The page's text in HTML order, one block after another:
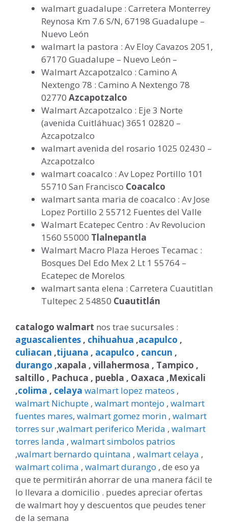
walmart guadalupe : Carretera Monterrey
Reynosa Km 7.6 S/N, 67198 Guadalupe –
Nuevo León
walmart la pastora : Av Eloy Cavazos 2051,
67170 Guadalupe – Nuevo León –
Walmart Azcapotzalco : Camino A
Nextengo 78 : Camino A Nextengo 78
02770 Azcapotzalco
Walmart Azcapotzalco : Eje 3 Norte
(avenida Cuitláhuac) 3651 02820 –
Azcapotzalco
walmart avenida del rosario 1025 02430 –
Azcapotzalco
walmart coacalco : Av Lopez Portillo 101
55710 San Francisco Coacalco
walmart santa maria de coacalco : Av Jose
Lopez Portillo 2 55712 Fuentes del Valle
Walmart Ecatepec Centro : Av Revolucion
1560 55000 Tlalnepantla
Walmart Macro Plaza Heroes Tecamac :
Bosques Del Edo Mex 2 Lt 1 55764 –
Ecatepec de Morelos
walmart santa elena : Carretera Cuautitlan
Tultepec 2 54850 Cuautitlán
catalogo walmart nos trae sucursales :
aguascalientes , chihuahua ,acapulco ,
culiacan ,tijuana , acapulco , cancun ,
durango ,xapala , villahermosa , Tampico ,
saltillo , Pachuca , puebla , Oaxaca ,Mexicali
,colima , celaya walmart lopez mateos ,
walmart Nichupte , walmart montejo , walmart
fuentes mares, walmart gomez morin , walmart
torres sur ,walmart periferico Merida , walmart
torres landa , walmart simbolos patrios
,walmart bernardo quintana , walmart celaya ,
walmart colima , walmart durango , de eso ya
que te permitirán ahorrar de una manera fácil te
lo llevara a domicilio . puedes apreciar ofertas
de walmart hoy y descuentos que peudes tener
de la semana